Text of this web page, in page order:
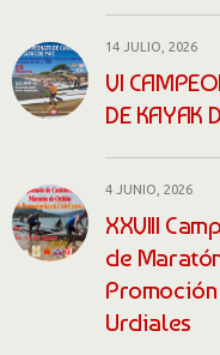
14 JULIO, 2026
VI
DE KAYAK
4 JUNIO, 2026
XXVIII
de
Urdiales